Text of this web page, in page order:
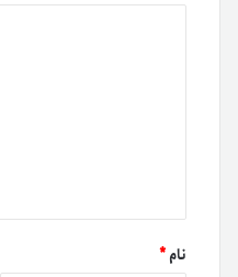
نام*